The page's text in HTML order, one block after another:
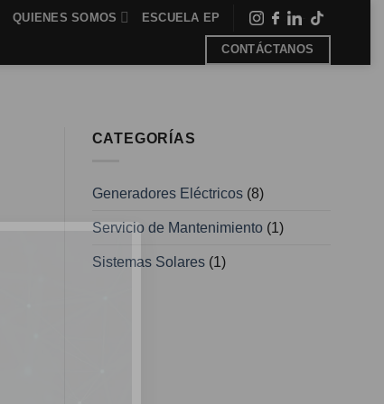
QUIENES SOMOS ESCUELA EP -
CONTÁCTANOS
CATEGORÍAS
Generadores Eléctricos(8)
Servicio de Mantenimiento(1)
Sistemas Solares(1)